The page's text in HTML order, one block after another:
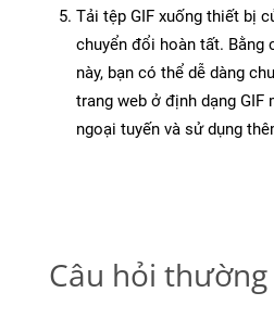
Tải tệp GIF xuống thiết bị
chuyển đổi hoàn tất. Bằng
này, bạn có thể dễ dàng
trang web ở định dạng GIF
ngoại tuyến và sử dụng
Câu hỏi thường